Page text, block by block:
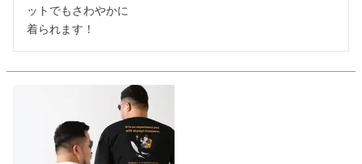
ットでもさわやかに
着られます！